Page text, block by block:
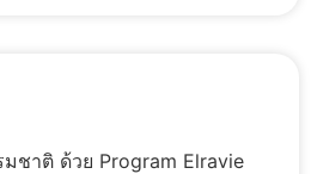
มชาติ ด้วย Program Elravie